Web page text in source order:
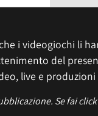
i videogiochi li
del
live e produzioni
Se fai